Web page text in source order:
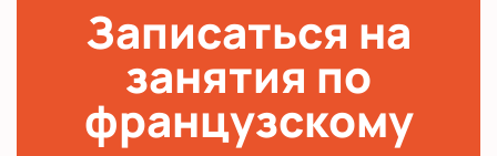
Записаться на
занятия по
французскому